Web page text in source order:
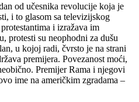
od učesnika revolucije koja je
i to glasom sa televizijskog
i izražava im
protesti su neophodni za dušu
u kojoj radi, čvrsto je na strani
premijera. Povezanost moći,
Premijer Rama i njegovi
ime na američkim zgradama –